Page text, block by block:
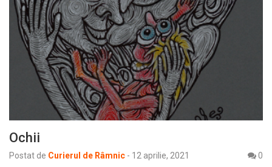
Ochii
Postat de Curierul de Râmnic - 12 aprilie, 2021
0